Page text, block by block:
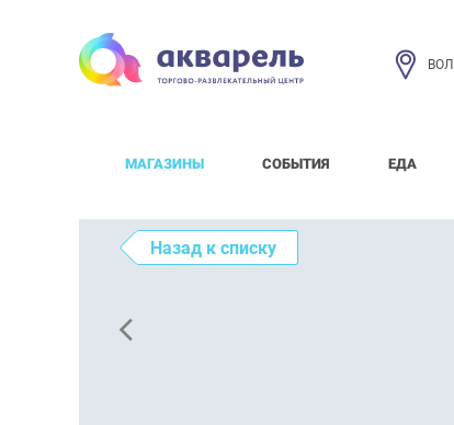
МАГАЗИНЫ СОБЫТИЯ ЕДА
Назад к списку